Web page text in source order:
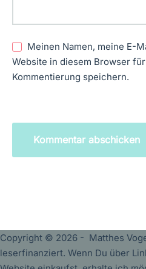
Meinen Namen, meine E-
Website in diesem Browser
Kommentierung speichern.
Kommentar abschicken
Copyright © 2026 - Matthes
leserfinanziert. Wenn Du über